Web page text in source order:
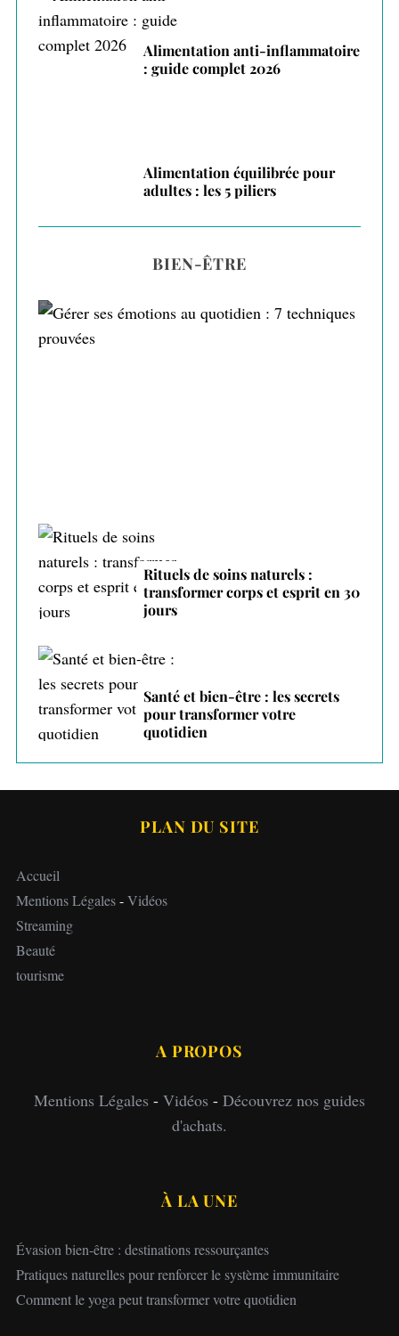
Alimentation anti-inflammatoire
: guide complet 2026
Alimentation équilibrée pour
adultes : les 5 piliers
BIEN-ÊTRE
Rituels de soins naturels :
transformer corps et esprit en 30
jours
Santé et bien-être : les secrets
pour transformer votre
quotidien
PLAN DU SITE
Accueil
Mentions Légales-Vidéos
Streaming
Beauté
tourisme
A PROPOS
Mentions Légales - Vidéos - Découvrez nos guides
d'achats.
À LA UNE
Évasion bien-être : destinations ressourçantes
Pratiques naturelles pour renforcer le système immunitaire
Comment le yoga peut transformer votre quotidien